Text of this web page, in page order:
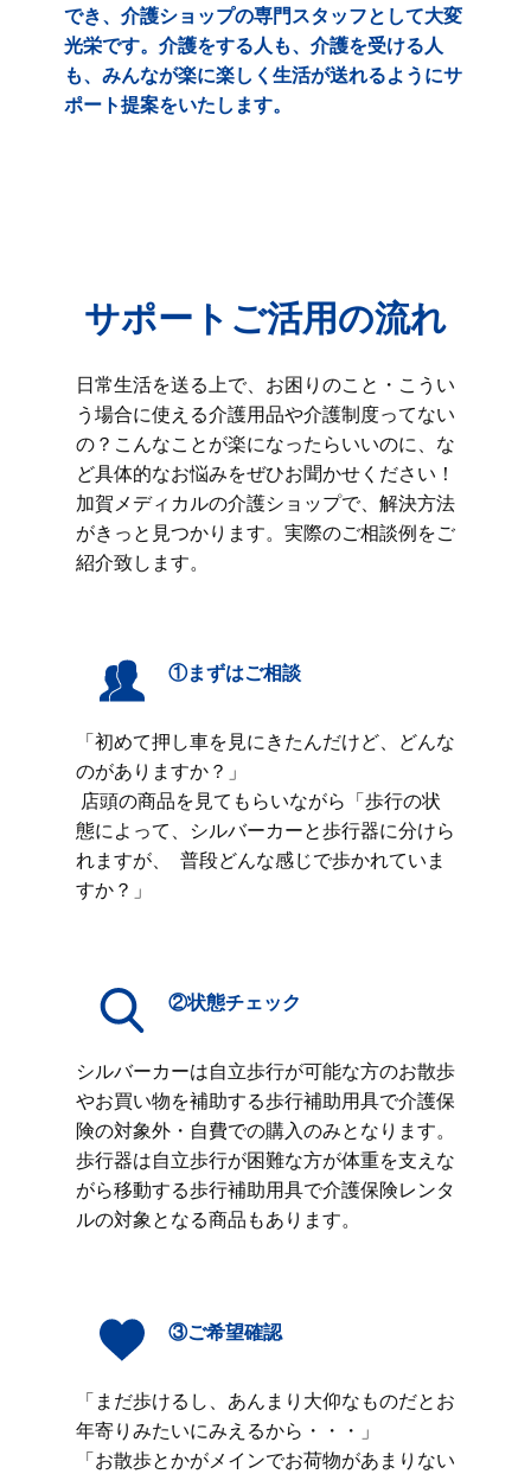
でき、介護ショップの専門スタッフとして大変
光栄です。介護をする人も、介護を受ける人
も、みんなが楽に楽しく生活が送れるようにサ
ポート提案をいたします。
サポートご活用の流れ
日常生活を送る上で、お困りのこと・こうい
う場合に使える介護用品や介護制度ってない
の？こんなことが楽になったらいいのに、な
ど具体的なお悩みをぜひお聞かせください！
加賀メディカルの介護ショップで、解決方法
がきっと見つかります。実際のご相談例をご
紹介致します。
①まずはご相談
「初めて押し車を見にきたんだけど、どんな
のがありますか？」
店頭の商品を見てもらいながら「歩行の状
態によって、シルバーカーと歩行器に分けら
れますが、 普段どんな感じで歩かれていま
すか？」
②状態チェック
シルバーカーは自立歩行が可能な方のお散歩
やお買い物を補助する歩行補助用具で介護保
険の対象外・自費での購入のみとなります。
歩行器は自立歩行が困難な方が体重を支えな
がら移動する歩行補助用具で介護保険レンタ
ルの対象となる商品もあります。
③ご希望確認
「まだ歩けるし、あんまり大仰なものだとお
年寄りみたいにみえるから・・・」
「お散歩とかがメインでお荷物があまりない